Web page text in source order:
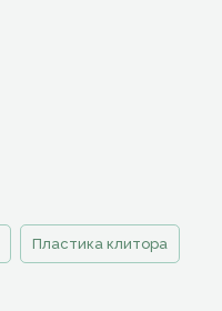
Пластика клитора